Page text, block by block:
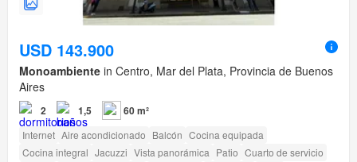
USD 143.900
Monoambiente in Centro, Mar del Plata, Provincia de Buenos
Aires
2 1,5 60 m²
Internet Aire acondicionado Balcón Cocina equipada
Cocina integral Jacuzzi Vista panorámica Patio Cuarto de servicio